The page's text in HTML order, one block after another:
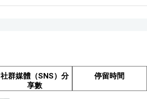
社群媒體（SNS）分
享數
停留時間